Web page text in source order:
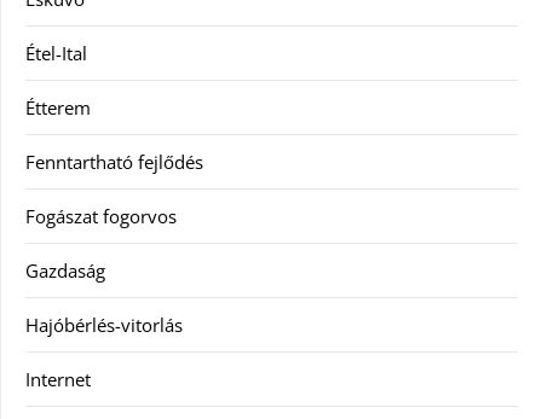
Étel-Ital
Étterem
Fenntartható fejlődés
Fogászat fogorvos
Gazdaság
Hajóbérlés-vitorlás
Internet